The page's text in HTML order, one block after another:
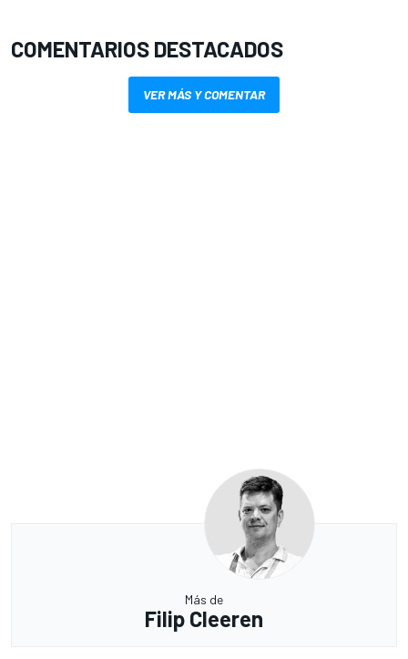
COMENTARIOS DESTACADOS
VER MÁS Y COMENTAR
Más de
Filip Cleeren